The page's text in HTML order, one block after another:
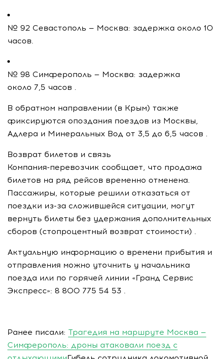
№ 92 Севастополь — Москва: задержка около 10
часов.
№ 98 Симферополь — Москва: задержка
около 7,5 часов .
В обратном направлении (в Крым) также
фиксируются опоздания поездов из Москвы,
Адлера и Минеральных Вод от 3,5 до 6,5 часов .
Возврат билетов и связь
Компания-перевозчик сообщает, что продажа
билетов на ряд рейсов временно отменена.
Пассажиры, которые решили отказаться от
поездки из-за сложившейся ситуации, могут
вернуть билеты без удержания дополнительных
сборов (стопроцентный возврат стоимости) .
Актуальную информацию о времени прибытия и
отправления можно уточнить у начальника
поезда или по горячей линии «Гранд Сервис
Экспресс»: 8 800 775 54 53 .
Ранее писали: Трагедия на маршруте Москва —
Симферополь: дроны атаковали поезд с